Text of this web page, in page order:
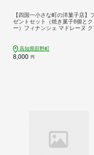
【四国一小さな町の洋菓子店】
ゼントセット（焼き菓子8個とク
ー）フィナンシェ マドレーヌ ク
高知県田野町
8,000 円